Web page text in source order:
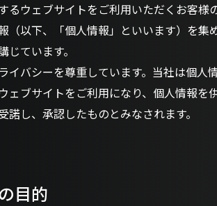
るウェブサイトをご利用いただくお客
（以下、「個人情報」といいます）を
じています。
イバシーを尊重しています。当社は個
ェブサイトをご利用になり、個人情報
諾し、承認したものとみなされます。
目的